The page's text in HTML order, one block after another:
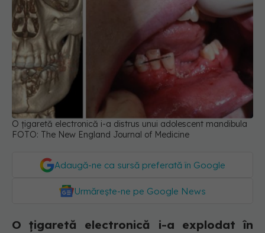
O țigaretă electronică i-a distrus unui adolescent mandibula
FOTO: The New England Journal of Medicine
Adaugă-ne ca sursă preferată în Google
Urmărește-ne pe Google News
O țigaretă electronică i-a explodat în